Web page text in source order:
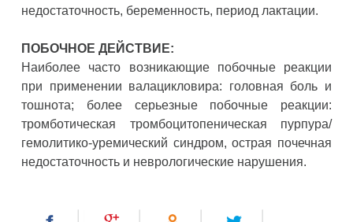
недостаточность, беременность, период лактации.
ПОБОЧНОЕ ДЕЙСТВИЕ:
Наиболее часто возникающие побочные реакции
при применении валацикловира: головная боль и
тошнота; более серьезные побочные реакции:
тромботическая тромбоцитопеническая пурпура/
гемолитико-уремический синдром, острая почечная
недостаточность и неврологические нарушения.